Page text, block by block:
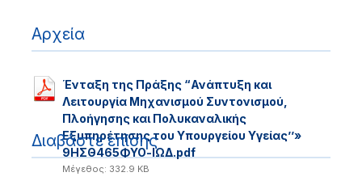
Αρχεία
Ένταξη της Πράξης “Ανάπτυξη και
Λειτουργία Μηχανισμού Συντονισμού,
Πλοήγησης και Πολυκαναλικής
Εξυπηρέτησης του Υπουργείου Υγείας’’»
9ΗΣΘ465ΦΥΟ-ΙΩΔ.pdf
Μέγεθος: 332.9 KB
Διαβάστε επίσης